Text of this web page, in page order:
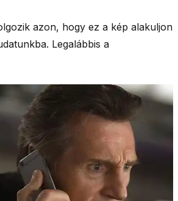
azon, hogy ez a kép alakuljon
Legalábbis a